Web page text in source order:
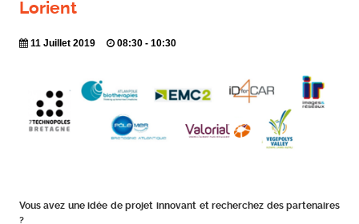
Lorient
11 Juillet 2019 08:30 - 10:30
Vous avez une idée de projet innovant et recherchez des partenaires
?